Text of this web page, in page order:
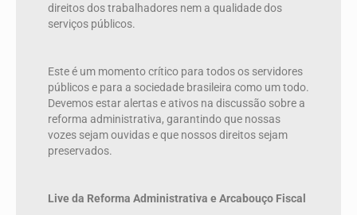
direitos dos trabalhadores nem a qualidade dos
serviços públicos.
Este é um momento crítico para todos os servidores
públicos e para a sociedade brasileira como um todo.
Devemos estar alertas e ativos na discussão sobre a
reforma administrativa, garantindo que nossas
vozes sejam ouvidas e que nossos direitos sejam
preservados.
Live da Reforma Administrativa e Arcabouço Fiscal